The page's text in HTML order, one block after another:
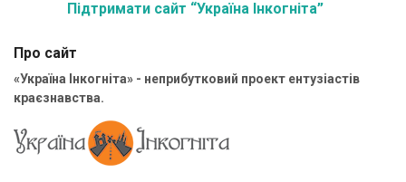
Підтримати сайт “Україна Інкогніта”
Про сайт
«Україна Інкогніта» - неприбутковий проект ентузіастів
краєзнавства.